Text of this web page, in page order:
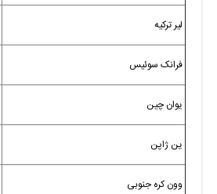
لیر ترکیه
فرانک سوئیس
یوان چین
ین ژاپن
وون کره جنوبی